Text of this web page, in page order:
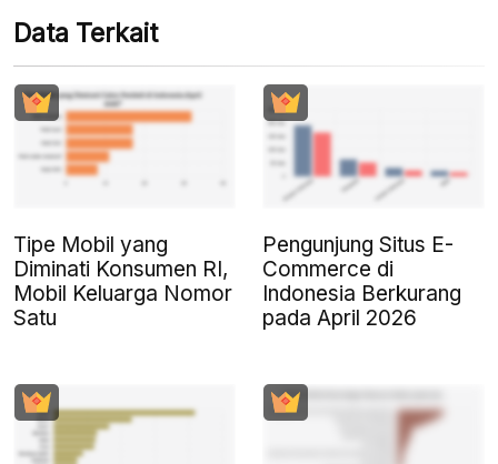
Data Terkait
Tipe Mobil yang
Diminati Konsumen RI,
Mobil Keluarga Nomor
Satu
Pengunjung Situs E-
Commerce di
Indonesia Berkurang
pada April 2026